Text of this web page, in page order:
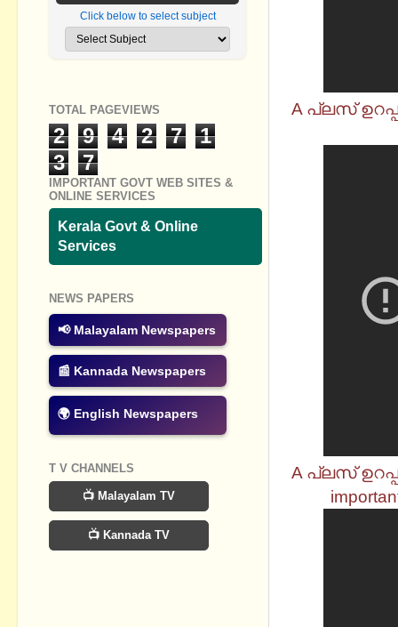
A പ്ലസ്
A പ്ലസ്
Click below to select subject
TOTAL PAGEVIEWS
2 9 4 2 7
1
3
7
IMPORTANT GOVT WEB SITES &
ONLINE SERVICES
Kerala Govt & Online
Services
NEWS PAPERS
📢 Malayalam Newspapers
📰 Kannada Newspapers
🌍 English Newspapers
T V CHANNELS
📺 Malayalam TV
📺 Kannada TV